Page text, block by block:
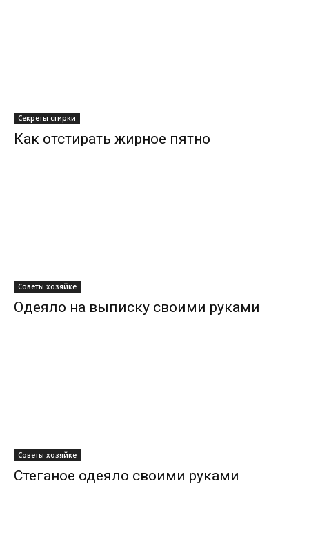
Секреты стирки
Как отстирать жирное пятно
Советы хозяйке
Одеяло на выписку своими руками
Советы хозяйке
Стеганое одеяло своими руками